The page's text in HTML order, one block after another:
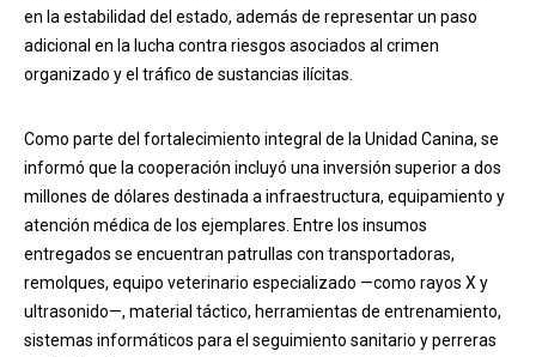
en la estabilidad del estado, además de representar un paso
adicional en la lucha contra riesgos asociados al crimen
organizado y el tráfico de sustancias ilícitas.
Como parte del fortalecimiento integral de la Unidad Canina, se
informó que la cooperación incluyó una inversión superior a dos
millones de dólares destinada a infraestructura, equipamiento y
atención médica de los ejemplares. Entre los insumos
entregados se encuentran patrullas con transportadoras,
remolques, equipo veterinario especializado —como rayos X y
ultrasonido—, material táctico, herramientas de entrenamiento,
sistemas informáticos para el seguimiento sanitario y perreras